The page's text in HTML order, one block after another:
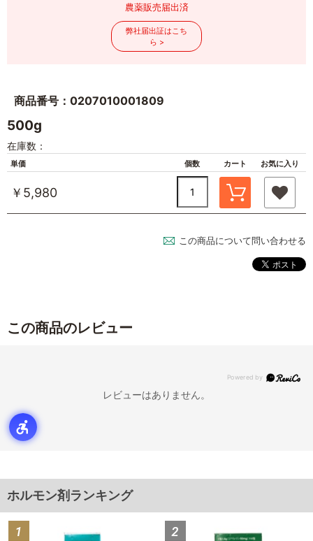
農薬販売届出済
弊社届出証はこち
ら >
商品番号：0207010001809
500g
在庫数：
単価 個数 カート お気に入り
￥5,980
この商品について問い合わせる
この商品のレビュー
レビューはありません。
ホルモン剤ランキング